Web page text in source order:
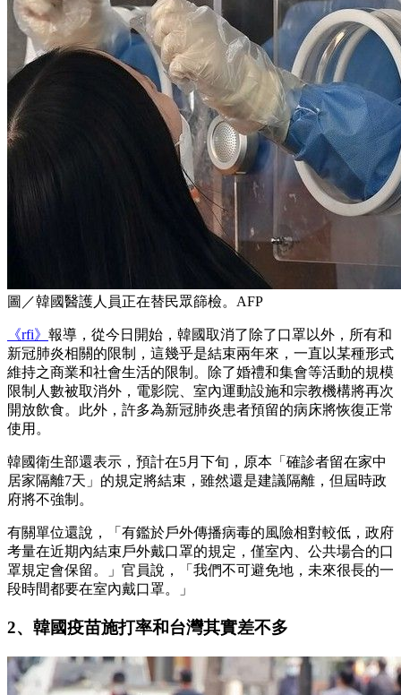
圖／韓國醫護人員正在替民眾篩檢。AFP
《rfi》 報導，從今日開始，韓國取消了除了口罩以外，所有和
新冠肺炎相關的限制，這幾乎是結束兩年來，一直以某種形式
維持之商業和社會生活的限制。除了婚禮和集會等活動的規模
限制人數被取消外，電影院、室內運動設施和宗教機構將再次
開放飲食。此外，許多為新冠肺炎患者預留的病床將恢復正常
使用。
韓國衛生部還表示，預計在5月下旬，原本「確診者留在家中
居家隔離7天」的規定將結束，雖然還是建議隔離，但屆時政
府將不強制。
有關單位還說，「有鑑於戶外傳播病毒的風險相對較低，政府
考量在近期內結束戶外戴口罩的規定，僅室內、公共場合的口
罩規定會保留。」官員說，「我們不可避免地，未來很長的一
段時間都要在室內戴口罩。」
2、韓國疫苗施打率和台灣其實差不多